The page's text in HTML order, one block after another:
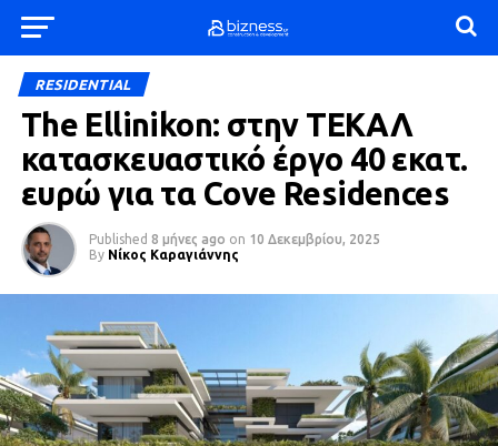
RESIDENTIAL
The Ellinikon: στην ΤΕΚΑΛ
κατασκευαστικό έργο 40 εκατ.
ευρώ για τα Cove Residences
Published 8 μήνες ago on 10 Δεκεμβρίου, 2025
By Νίκος Καραγιάννης